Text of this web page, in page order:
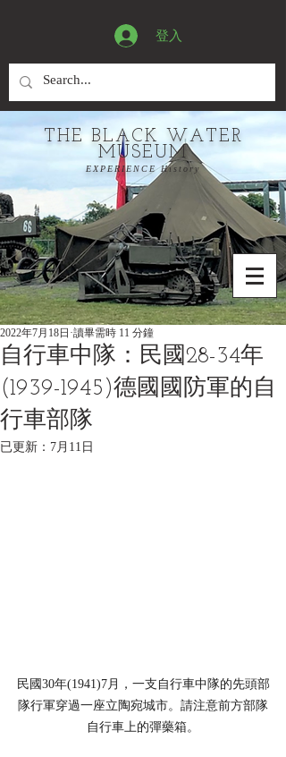
登入
THE BLACK WATER
MUSEUM
EXPERIENCE History
自行車中隊：民國28-34年
(1939-1945)德國國防軍的自
行車部隊
2022年7月18日 讀畢需時 11 分鐘
已更新： 7月11日
民國30年(1941)7月，一支自行車中隊的先頭部
隊行軍穿過一座立陶宛城市。請注意前方部隊
自行車上的彈藥箱。